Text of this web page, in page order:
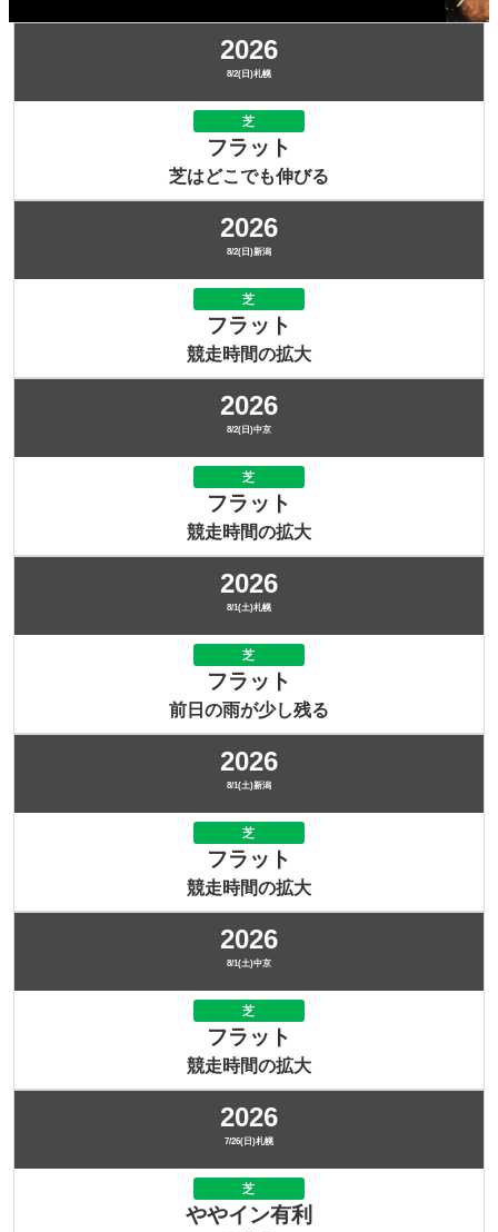
2026
8/2(日)札幌
芝
フラット
芝はどこでも伸びる
2026
8/2(日)新潟
芝
フラット
競走時間の拡大
2026
8/2(日)中京
芝
フラット
競走時間の拡大
2026
8/1(土)札幌
芝
フラット
前日の雨が少し残る
2026
8/1(土)新潟
芝
フラット
競走時間の拡大
2026
8/1(土)中京
芝
フラット
競走時間の拡大
2026
7/26(日)札幌
芝
ややイン有利